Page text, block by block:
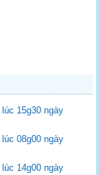
15g30 ngày
08g00 ngày
14g00 ngày